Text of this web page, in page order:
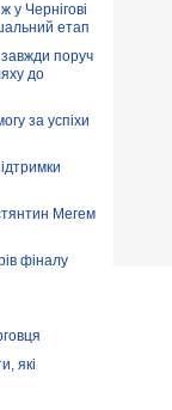
у Чернігові
етап
поруч
до
за успіхи
Мегем
фіналу
які